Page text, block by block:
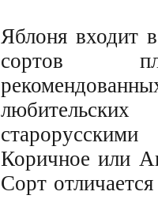
Яблоня входит
сортов
Коричное или
Сорт